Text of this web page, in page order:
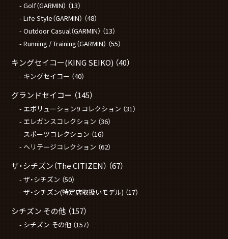
Golf（GARMIN） （13）
Life Style（GARMIN） （48）
Outdoor Casual（GARMIN） （13）
Running / Training（GARMIN） （55）
キングセイコー(KING SEIKO) （40）
キングセイコー （40）
グランドセイコー （145）
エボリューション9 コレクション （31）
エレガンスコレクション （36）
スポーツコレクション （16）
ヘリテージコレクション （62）
ザ・シチズン（The CITIZEN） （67）
ザ・シチズン （50）
ザ・シチズン(特定店取扱いモデル) （17）
シチズン その他 （157）
シチズン その他 （157）